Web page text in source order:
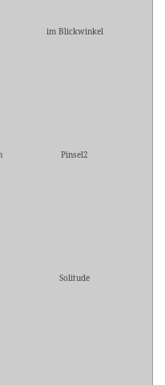
im Blickwinkel
Pinsel2
Solitude